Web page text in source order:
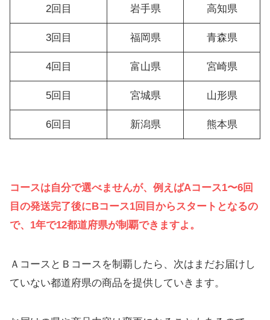
2回目 岩手県 高知県
3回目 福岡県 青森県
4回目 富山県 宮崎県
5回目 宮城県 山形県
6回目 新潟県 熊本県
コースは自分で選べませんが、例えばAコース1〜6回
目の発送完了後にBコース1回目からスタートとなるの
で、1年で12都道府県が制覇できますよ。
ＡコースとＢコースを制覇したら、次はまだお届けし
ていない都道府県の商品を提供していきます。